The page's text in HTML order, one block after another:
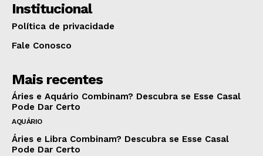
Institucional
Política de privacidade
Fale Conosco
Mais recentes
Áries e Aquário Combinam? Descubra se Esse Casal
Pode Dar Certo
AQUÁRIO
Áries e Libra Combinam? Descubra se Esse Casal
Pode Dar Certo